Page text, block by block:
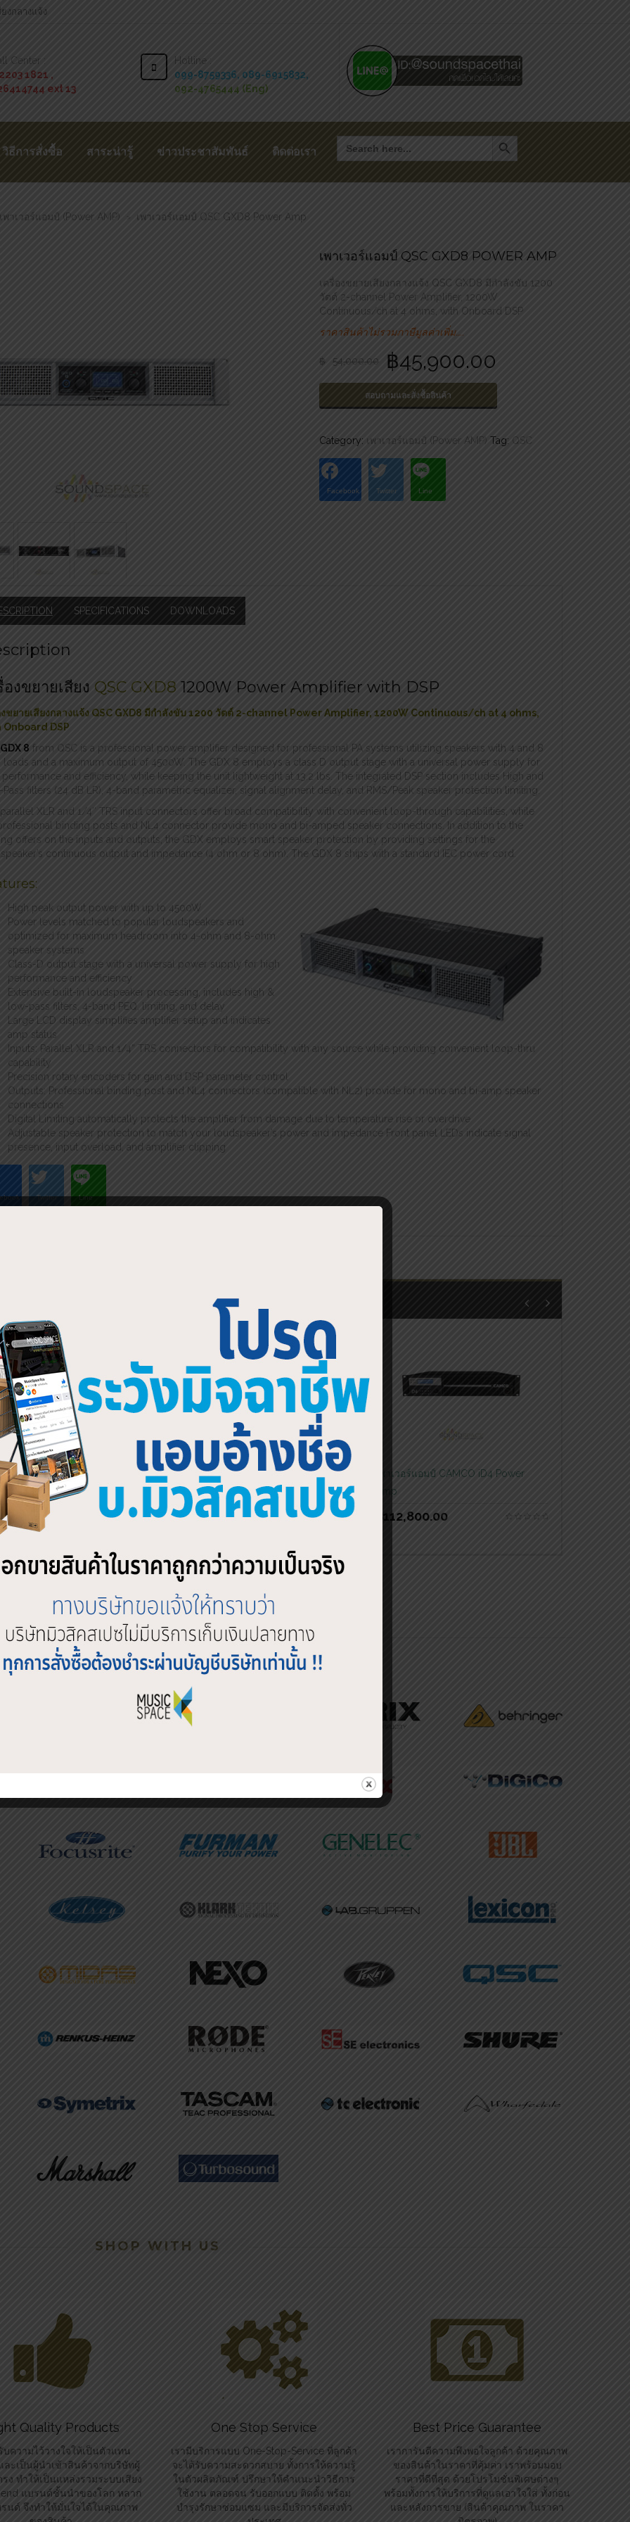
งกลางแจ้ง
Center :
1821 ,
ext 13
Hotline :
099-8759336, 089-6915832,
092-4765444 (Eng)
วิธีการสั่งซื้อ สาระน่ารู้ ข่าวประชาสัมพันธ์ ติดต่อเรา
for:
Search Button
เพาเวอร์แอมป์ (Power AMP) > เพาเวอร์แอมป์ QSC GXD8 Power Amp
เพาเวอร์แอมป์ QSC GXD8 POWER AMP
เครื่องขยายเสียงกลางแจ้ง QSC GXD8 มีกำลังขับ 1200
วัตต์ 2-channel Power Amplifier, 1200W
Continuous/ch at 4 ohms, with Onboard DSP
ราคาสินค้าไม่รวมภาษีมูลค่าเพิ่ม…..
฿ 54,000.00 ฿45,900.00
สอบถามและสั่งซื้อสินค้า
Category: เพาเวอร์แอมป์ (Power AMP) Tag: QSC
Facebook Twitter Line
SPECIFICATIONS DOWNLOADS
องขยายเสียง QSC GXD8 1200W Power Amplifier with DSP
งขยายเสียงกลางแจ้ง QSC GXD8 มีกำลังขับ 1200 วัตต์ 2-channel Power Amplifier, 1200W Continuous/ch at 4 ohms,
DSP
GDX 8 from QSC is a professional power amplifier designed for professional PA systems utilizing speakers with 4 and 8
loads and a maximum output of 4500W. The GDX 8 employs a class D output stage with a universal power supply for
and efficiency, while keeping the unit lightweight at 13.2 lbs. The integrated DSP section includes High and
filters (24 dB LR), 4-band parametric equalizer, signal alignment delay, and RMS/Peak speaker protection limiting.
XLR and 1/4″ TRS input connectors offer broad compatibility with convenient loop-through capabilities, while
binding posts and NL4 connector provide mono and bi-amped speaker connections. In addition to the
offers on the inputs and outputs, the GDX employs smart speaker protection by providing settings for the
continuous output and impedance (4 ohm or 8 ohm). The GDX 8 ships with a standard IEC power cord.
High peak output power with up to 4500W
Power levels matched to popular loudspeakers and
optimized for maximum headroom into 4-ohm and 8-ohm
speaker systems
Class-D output stage with a universal power supply for high
performance and efficiency
Extensive built-in loudspeaker processing, includes high &
low-pass filters, 4-band PEQ, limiting, and delay
Large LCD display simplifies amplifier setup and indicates
amp status
Inputs: Parallel XLR and 1/4” TRS connectors for compatibility with any source while providing convenient loop-thru
capability
Precision rotary encoders for gain and DSP parameter control
Outputs: Professional binding post and NL4 connectors (compatible with NL2) provide for mono and bi-amp speaker
connections
Digital Limiting automatically protects the amplifier from damage due to temperature rise or overdrive
Adjustable speaker protection to match your loudspeaker’s power and impedance Front panel LEDs indicate signal
presence, input overload, and amplifier clipping
Twitter Line
ร์แอมป์ QSC PLX1104 Power
เพาเวอร์แอมป์ QSC PLD4.2 Power
Amplifier
฿49,300.00
เพาเวอร์แอมป์ CAMCO iD4 Power
Amp
112,800.00
SHOP BY BRAND
SHOP WITH US
Quality Products
บความไว้วางใจให้เป็นตัวแทน
ละเป็นผู้นำเข้าสินค้าจากบริษัทผู้
ง ทำให้เป็นแหล่งรวมระบบเสียง
แบรนด์ชั้นนำของโลก หลาก
นด์ จึงทำให้มั่นใจได้ในคุณภาพ
One Stop Service
เรามีบริการแบบ One-Stop-Service ที่ลูกค้า
จะได้รับความสะดวกสบาย ทั้งการให้ความรู้
ในตัวผลิตภัณฑ์ ปรึกษาให้คำแนะนำวิธีการ
ใช้งาน ตลอดจน รับออกแบบ ติดตั้ง พร้อม
บำรุงรักษาซ่อมแซม และมีบริการจัดส่งทั่ว
Best Price Guarantee
เราการันตีความพึงพอใจลูกค้า ด้วยคุณภาพ
ของสินค้าในราคาที่คุ้มค่า เราพร้อมมอบ
ราคาที่ดีที่สุด ด้วยโปรโมชั่นพิเศษต่างๆ
พร้อมทั้งการให้บริการที่ดูแลเอาใจใส่ ทั้งก่อน
และหลังการขาย (สินค้าคุณภาพ ในราคา